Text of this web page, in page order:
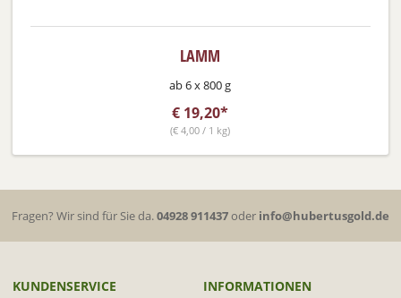
LAMM
ab 6 x 800 g
€ 19,20*
(€ 4,00 / 1 kg)
Fragen? Wir sind für Sie da. 04928 911437oder info@hubertusgold.de
KUNDENSERVICE INFORMATIONEN